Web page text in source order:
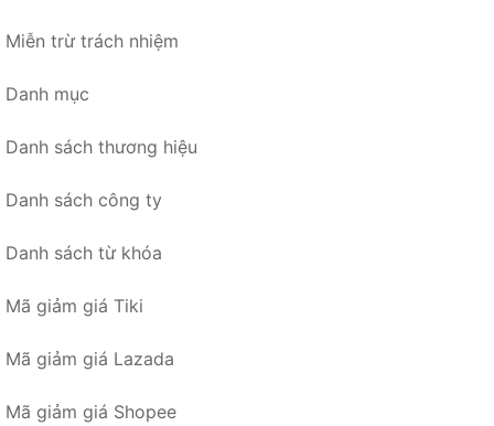
Miễn trừ trách nhiệm
Danh mục
Danh sách thương hiệu
Danh sách công ty
Danh sách từ khóa
Mã giảm giá Tiki
Mã giảm giá Lazada
Mã giảm giá Shopee